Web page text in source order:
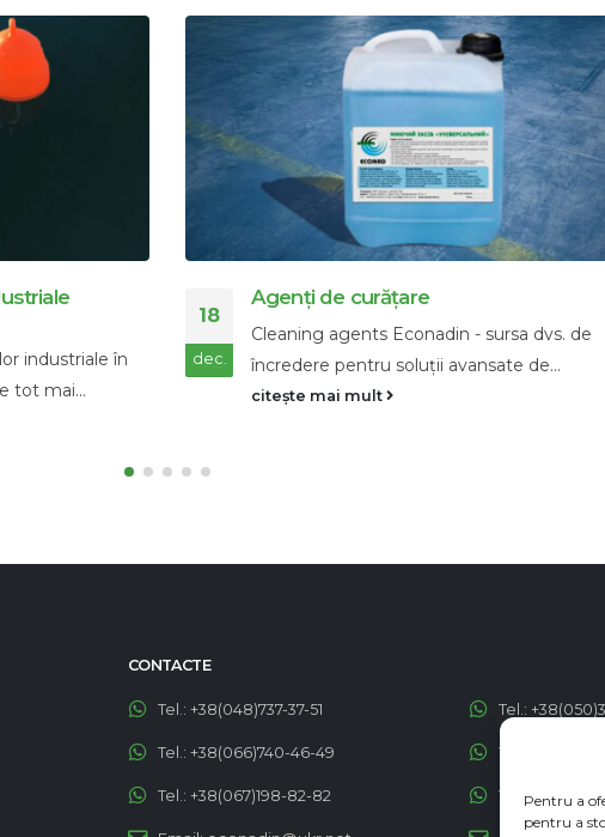
Pentru a
pentru a
dvs. de
de...
28
nov.
Strategia de utilizarea absorbanți și a
preparatelor biologice în porturile
pentru eliminarea poluării cu petrol pe
CONTACTE
+38(048)737-37-51
+38(066)740-46-49 Tel.: